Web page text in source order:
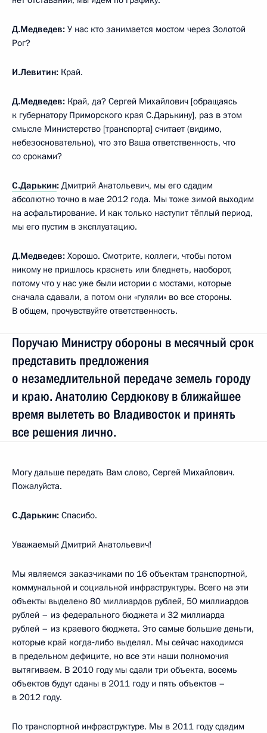
Д.Медведев: У нас кто занимается мостом через Золотой
Рог?
И.Левитин: Край.
Д.Медведев: Край, да? Сергей Михайлович [обращаясь
к губернатору Приморского края С.Дарькину], раз в этом
смысле Министерство [транспорта] считает (видимо,
небезосновательно), что это Ваша ответственность, что
со сроками?
С.Дарькин: Дмитрий Анатольевич, мы его сдадим
абсолютно точно в мае 2012 года. Мы тоже зимой выходим
на асфальтирование. И как только наступит тёплый период,
мы его пустим в эксплуатацию.
Д.Медведев: Хорошо. Смотрите, коллеги, чтобы потом
никому не пришлось краснеть или бледнеть, наоборот,
потому что у нас уже были истории с мостами, которые
сначала сдавали, а потом они «гуляли» во все стороны.
В общем, прочувствуйте ответственность.
Поручаю Министру обороны в месячный срок
представить предложения
о незамедлительной передаче земель городу
и краю. Анатолию Сердюкову в ближайшее
время вылететь во Владивосток и принять
все решения лично.
Могу дальше передать Вам слово, Сергей Михайлович.
Пожалуйста.
С.Дарькин: Спасибо.
Уважаемый Дмитрий Анатольевич!
Мы являемся заказчиками по 16 объектам транспортной,
коммунальной и социальной инфраструктуры. Всего на эти
объекты выделено 80 миллиардов рублей, 50 миллиардов
рублей – из федерального бюджета и 32 миллиарда
рублей – из краевого бюджета. Это самые большие деньги,
которые край когда‑либо выделял. Мы сейчас находимся
в предельном дефиците, но все эти наши полномочия
вытягиваем. В 2010 году мы сдали три объекта, восемь
объектов будут сданы в 2011 году и пять объектов –
в 2012 году.
По транспортной инфраструктуре. Мы в 2011 году сдадим